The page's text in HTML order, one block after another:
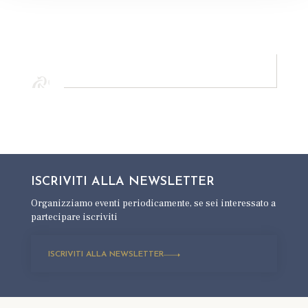
ISCRIVITI ALLA NEWSLETTER
Organizziamo eventi periodicamente,se sei interessato a
partecipare iscriviti
ISCRIVITI ALLA NEWSLETTER